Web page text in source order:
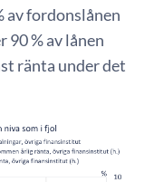
av fordonslånen
% av lånen
ränta under det